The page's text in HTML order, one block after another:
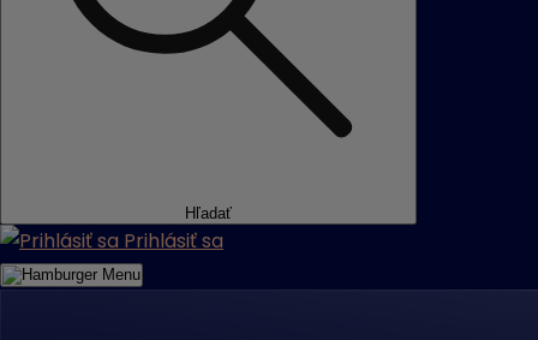
Hľadať
Prihlásiť sa
Menu